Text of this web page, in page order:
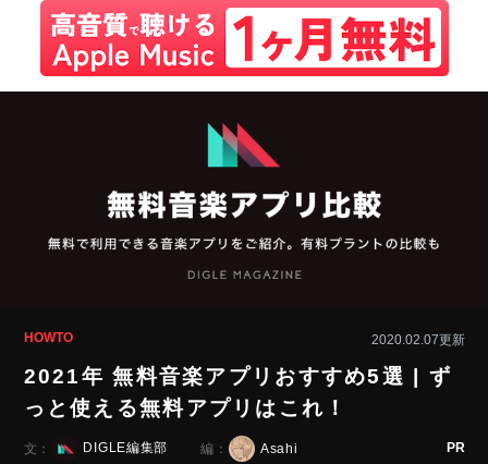
HOWTO 2020.02.07更新
2021年 無料音楽アプリおすすめ5選 | ず
っと使える無料アプリはこれ！
文： DIGLE編集部 編： Asahi PR